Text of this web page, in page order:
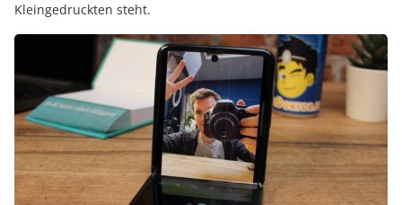
Kleingedruckten steht.